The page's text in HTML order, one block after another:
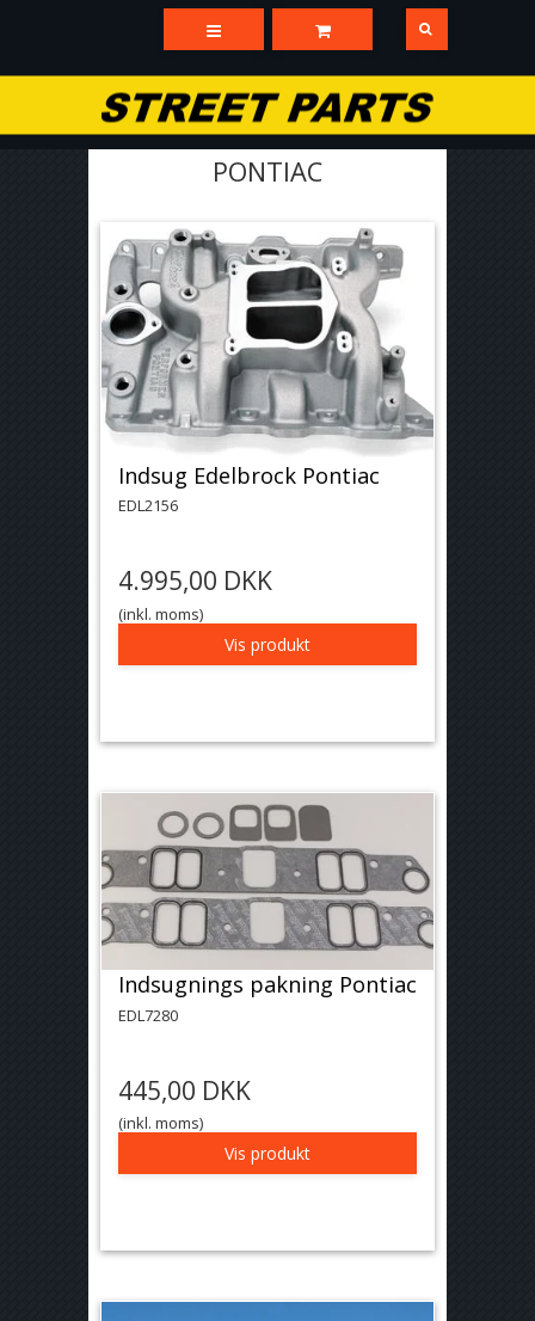
PONTIAC
Indsug Edelbrock Pontiac
EDL2156
4.995,00 DKK
(inkl. moms)
Vis produkt
Indsugnings pakning Pontiac
EDL7280
445,00 DKK
(inkl. moms)
Vis produkt